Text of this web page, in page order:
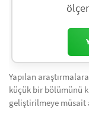
Yapılan
küçük bir bölümünü
geliştirilmeye müsait